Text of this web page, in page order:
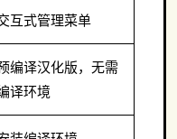
互式管理菜单
编译汉化版，无需
译环境